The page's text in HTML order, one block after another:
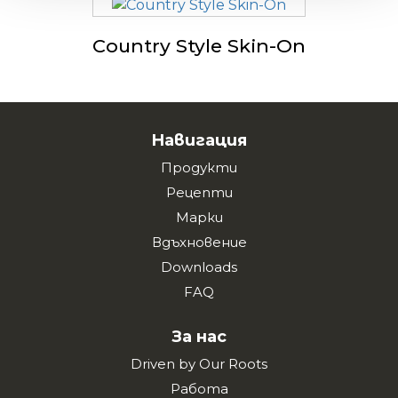
Country Style Skin-On
Навигация
Продукти
Рецепти
Марки
Вдъхновение
Downloads
FAQ
За нас
Driven by Our Roots
Работа